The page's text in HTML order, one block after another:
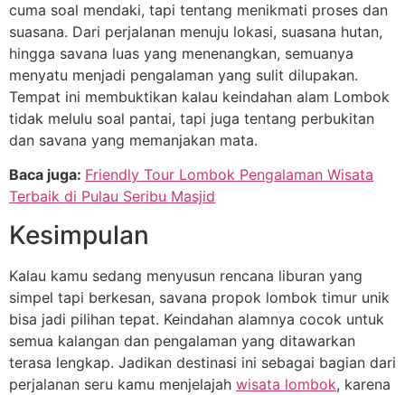
cuma soal mendaki, tapi tentang menikmati proses dan
suasana. Dari perjalanan menuju lokasi, suasana hutan,
hingga savana luas yang menenangkan, semuanya
menyatu menjadi pengalaman yang sulit dilupakan.
Tempat ini membuktikan kalau keindahan alam Lombok
tidak melulu soal pantai, tapi juga tentang perbukitan
dan savana yang memanjakan mata.
Baca juga: Friendly Tour Lombok Pengalaman Wisata
Terbaik di Pulau Seribu Masjid
Kesimpulan
Kalau kamu sedang menyusun rencana liburan yang
simpel tapi berkesan, savana propok lombok timur unik
bisa jadi pilihan tepat. Keindahan alamnya cocok untuk
semua kalangan dan pengalaman yang ditawarkan
terasa lengkap. Jadikan destinasi ini sebagai bagian dari
perjalanan seru kamu menjelajah wisata lombok, karena